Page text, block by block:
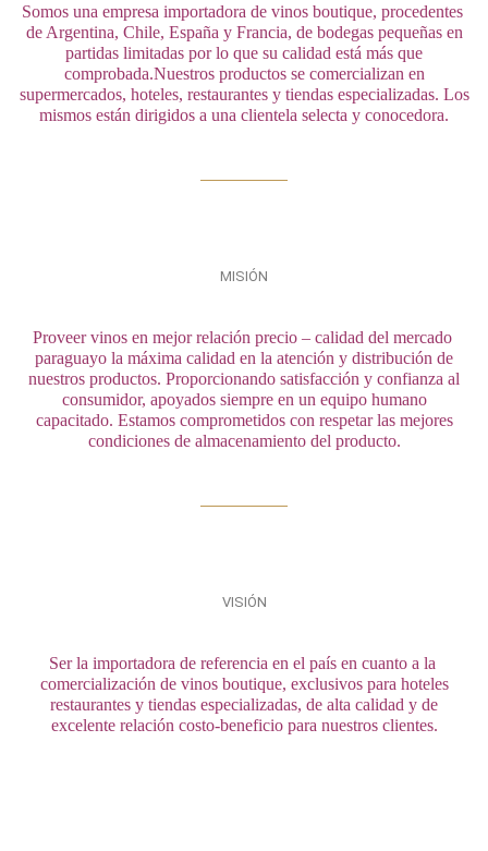
Somos una empresa importadora de vinos boutique, procedentes
de Argentina, Chile, España y Francia, de bodegas pequeñas en
partidas limitadas por lo que su calidad está más que
comprobada.Nuestros productos se comercializan en
supermercados, hoteles, restaurantes y tiendas especializadas. Los
mismos están dirigidos a una clientela selecta y conocedora.
MISIÓN
Proveer vinos en mejor relación precio – calidad del mercado
paraguayo la máxima calidad en la atención y distribución de
nuestros productos. Proporcionando satisfacción y confianza al
consumidor, apoyados siempre en un equipo humano
capacitado. Estamos comprometidos con respetar las mejores
condiciones de almacenamiento del producto.
VISIÓN
Ser la importadora de referencia en el país en cuanto a la
comercialización de vinos boutique, exclusivos para hoteles
restaurantes y tiendas especializadas, de alta calidad y de
excelente relación costo-beneficio para nuestros clientes.